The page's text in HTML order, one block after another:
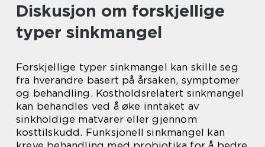
Diskusjon om forskjellige
typer sinkmangel
Forskjellige typer sinkmangel kan skille seg
fra hverandre basert på årsaken, symptomer
og behandling. Kostholdsrelatert sinkmangel
kan behandles ved å øke inntaket av
sinkholdige matvarer eller gjennom
kosttilskudd. Funksjonell sinkmangel kan